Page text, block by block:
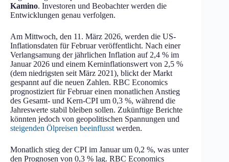
Kamino. Investoren und Beobachter werden die
Entwicklungen genau verfolgen.
Am Mittwoch, den 11. März 2026, werden die US-
Inflationsdaten für Februar veröffentlicht. Nach einer
Verlangsamung der jährlichen Inflation auf 2,4 % im
Januar 2026 und einem Kerninflationswert von 2,5 %
(dem niedrigsten seit März 2021), blickt der Markt
gespannt auf die neuen Zahlen. RBC Economics
prognostiziert für Februar einen monatlichen Anstieg
des Gesamt- und Kern-CPI um 0,3 %, während die
Jahreswerte stabil bleiben sollen. Zukünftige Berichte
könnten jedoch von geopolitischen Spannungen und
steigenden Ölpreisen beeinflusst werden.
Monatlich stieg der CPI im Januar um 0,2 %, was unter
den Prognosen von 0,3 % lag. RBC Economics